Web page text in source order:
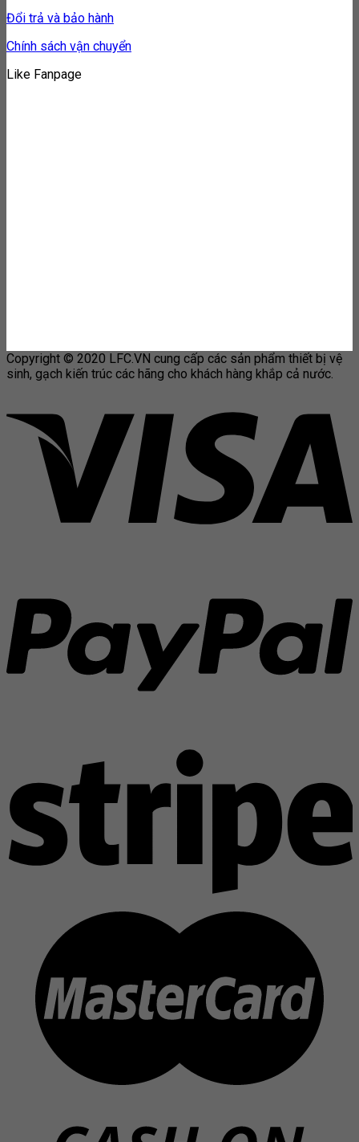
Đổi trả và bảo hành
Chính sách vận chuyển
Like Fanpage
Copyright © 2020 LFC.VN cung cấp các sản phẩm thiết bị vệ
sinh, gạch kiến trúc các hãng cho khách hàng khắp cả nước.